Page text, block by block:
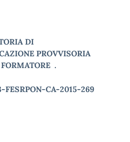
DI
PROVVISORIA
.
FESRPON-CA-2015-269